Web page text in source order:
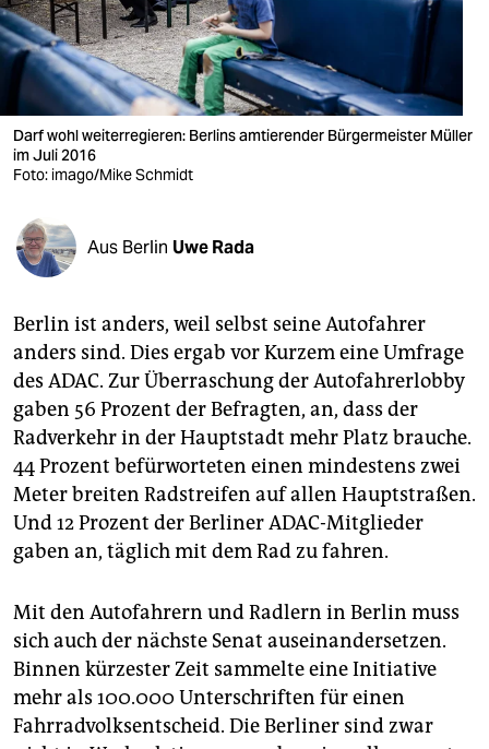
nord
wahrheit
verlag
verlag
shop
fragen & hilfe
unterstützen
abo
genossenschaft
epaper login
Darf wohl weiterregieren: Berlins amtierender Bürgermeister Müller
im Juli 2016
Foto: imago/Mike Schmidt
Aus Berlin Uwe Rada
Berlin ist anders, weil selbst seine Autofahrer
anders sind. Dies ergab vor Kurzem eine Umfrage
des ADAC. Zur Überraschung der Autofahrerlobby
gaben 56 Prozent der Befragten, an, dass der
Radverkehr in der Hauptstadt mehr Platz brauche.
44 Prozent befürworteten einen mindestens zwei
Meter breiten Radstreifen auf allen Hauptstraßen.
Und 12 Prozent der Berliner ADAC-Mitglieder
gaben an, täglich mit dem Rad zu fahren.
Mit den Autofahrern und Radlern in Berlin muss
sich auch der nächste Senat auseinandersetzen.
Binnen kürzester Zeit sammelte eine Initiative
mehr als 100.000 Unterschriften für einen
Fahrradvolksentscheid. Die Berliner sind zwar